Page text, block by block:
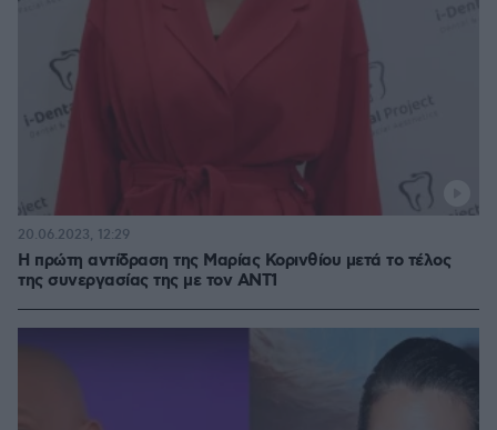
Η πρώτη αντίδραση της Μαρίας Κορινθίου μετά το τέλος
της συνεργασίας της με τον ΑΝΤ1
20.06.2023, 12:29